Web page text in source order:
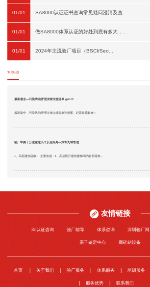
01/01 SA8000认证证书查询常见疑问澄清及查...
01/01 做SA8000体系认证的好处到底有多大，...
01/01 2024年主流验厂项目（BSCI/Sed...
常见问题
最新最全—污染防治管理法律法规清单 get it!
最新最全—污染防治管理法律法规清单列表图。赶紧收藏起来！
验厂中要十分注意这几个安全距离—深圳九域管理
1、高层建筑疏散： 主要依据：1、高层医疗建筑楼梯间的首层疏散...
友情链接
3c认证咨询 验厂辅导 体系咨询 深圳验厂网
亲子鉴定中心 商砼站设备
首页 关于我们 验厂服务 体系服务 培训服务
服务优势 联系我们